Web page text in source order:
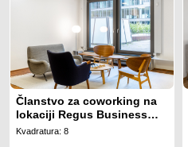
Članstvo za coworking na
lokaciji Regus Business
Tower Montenegro
Kvadratura: 8